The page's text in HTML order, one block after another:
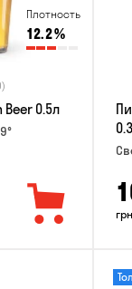
Плотность
12.2%
0.5л